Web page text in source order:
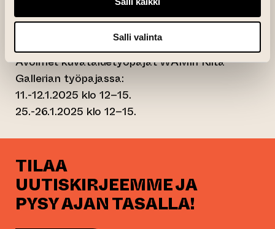
Salli valinta
esteetön, sillä se sijaitsee toisessa
kerroksessa, johon ei pääse hissillä.
Avoimet kuvataidetyöpajat WAMin Kilta
Gallerian työpajassa:
11.-12.1.2025 klo 12–15.
25.-26.1.2025 klo 12–15.
TILAA
UUTISKIRJEEMME JA
PYSY AJAN TASALLA!